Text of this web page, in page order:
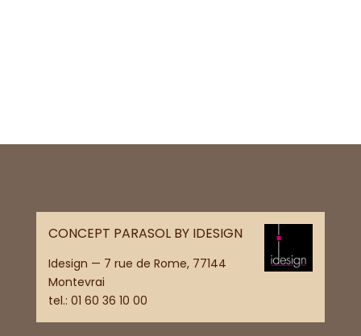
CONCEPT PARASOL BY IDESIGN
Idesign — 7 rue de Rome, 77144
Montevrai
tel.: 01 60 36 10 00